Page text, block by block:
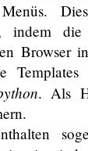
indem
Browser
. Als